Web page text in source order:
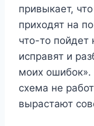
привыкает,
приходят на
что-то пойдет
исправят и
моих
схема не
вырастают